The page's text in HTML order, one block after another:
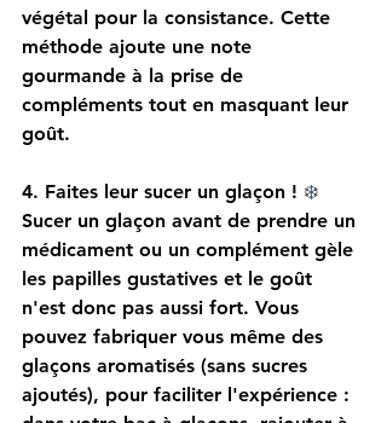
végétal pour la consistance. Cette
méthode ajoute une note
gourmande à la prise de
compléments tout en masquant leur
goût.
4. Faites leur sucer un glaçon ! ❄️
Sucer un glaçon avant de prendre un
médicament ou un complément gèle
les papilles gustatives et le goût
n'est donc pas aussi fort. Vous
pouvez fabriquer vous même des
glaçons aromatisés (sans sucres
ajoutés), pour faciliter l'expérience :